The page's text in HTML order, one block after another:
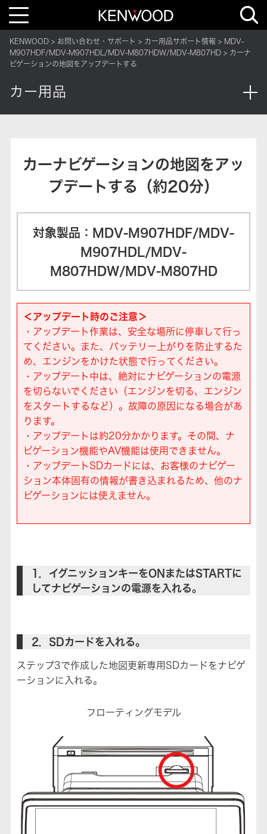
T
l
e
n
a
g
KENWOOD お問い合わせ・サポート カー用品サポート情報
MDV-
M907HDF/MDV-M907HDL/MDV-M807HDW/MDV-M807HD
カーナ
ビゲーションの地図をアップデートする
カー用品
カーナビゲーションの地図をアッ
プデートする（約20分）
対象製品：MDV-M907HDF/MDV-
M907HDL/MDV-
M807HDW/MDV-M807HD
＜アップデート時のご注意＞
・アップデート作業は、安全な場所に停車して行っ
てください。また、バッテリー上がりを防止するた
め、エンジンをかけた状態で行ってください。
・アップデート中は、絶対にナビゲーションの電源
を切らないでください（エンジンを切る、エンジン
をスタートするなど）。故障の原因になる場合があ
ります。
・アップデートは約20分かかります。その間、ナ
ビゲーション機能やAV機能は使用できません。
・アップデートSDカードには、お客様のナビゲー
ション本体固有の情報が書き込まれるため、他のナ
ビゲーションには使えません。
1．イグニッションキーをONまたはSTARTに
してナビゲーションの電源を入れる。
2．SDカードを入れる。
ステップ3で作成した地図更新専用SDカードをナビゲ
ーションに入れる。
フローティングモデル